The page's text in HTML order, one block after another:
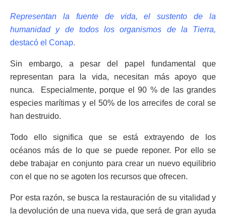
Representan la fuente de vida, el sustento de la
humanidad y de todos los organismos de la Tierra,
destacó el Conap.
Sin embargo, a pesar del papel fundamental que
representan para la vida, necesitan más apoyo que
nunca. Especialmente, porque el 90 % de las grandes
especies marítimas y el 50% de los arrecifes de coral se
han destruido.
Todo ello significa que se está extrayendo de los
océanos más de lo que se puede reponer. Por ello se
debe trabajar en conjunto para crear un nuevo equilibrio
con el que no se agoten los recursos que ofrecen.
Por esta razón, se busca la restauración de su vitalidad y
la devolución de una nueva vida, que será de gran ayuda